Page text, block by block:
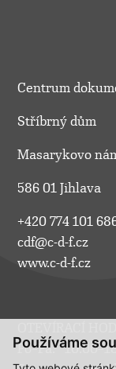
Používáme
Centrum
Stříbrný dům
Masarykovo
586 01 Jihlava
+420 774 101
cdf@c-d-f.cz
www.c-d-f.cz
Po–Pá: